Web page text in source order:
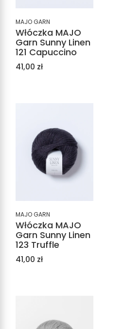
MAJO GARN
Włóczka MAJO
Garn Sunny Linen
121 Capuccino
Cena
41,00 zł
MAJO GARN
Włóczka MAJO
Garn Sunny Linen
123 Truffle
Cena
41,00 zł